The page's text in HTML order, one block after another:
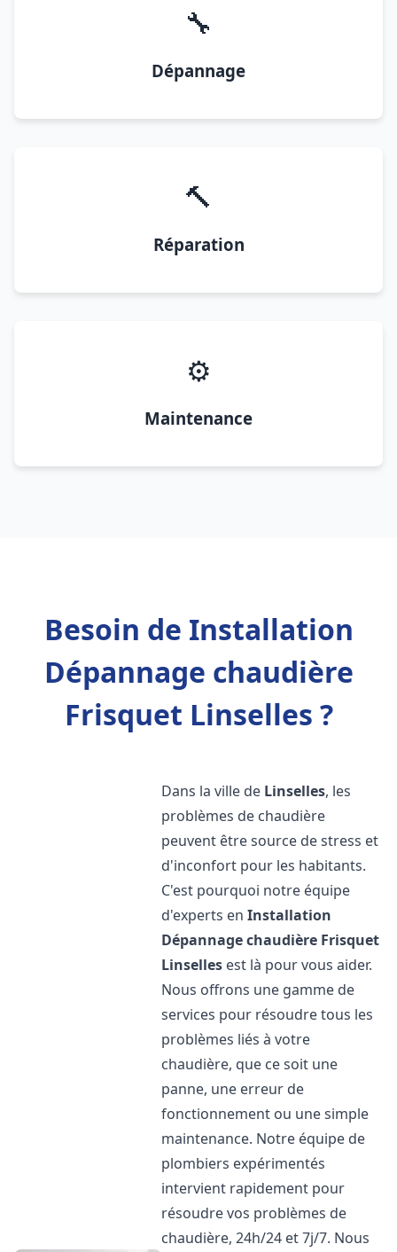
🔧
Dépannage
🔨
Réparation
⚙️
Maintenance
Besoin de Installation
Dépannage chaudière
Frisquet Linselles ?
Dans la ville de Linselles, les
problèmes de chaudière
peuvent être source de stress et
d'inconfort pour les habitants.
C'est pourquoi notre équipe
d'experts enInstallation
Dépannage chaudière Frisquet
Linselles est là pour vous aider.
Nous offrons une gamme de
services pour résoudre tous les
problèmes liés à votre
chaudière, que ce soit une
panne, une erreur de
fonctionnement ou une simple
maintenance. Notre équipe de
plombiers expérimentés
intervient rapidement pour
résoudre vos problèmes de
chaudière, 24h/24 et 7j/7. Nous